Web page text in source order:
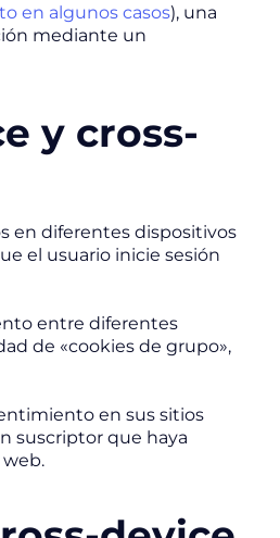
en algunos casos), una
mediante un
y cross-
en diferentes dispositivos
el usuario inicie sesión
entre diferentes
de «cookies de grupo»,
en sus sitios
suscriptor que haya